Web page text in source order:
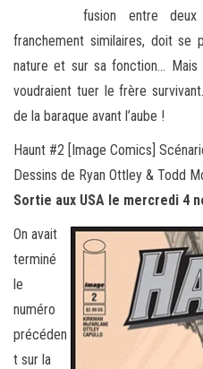
fusion entre
franchement similaires, doit se
nature et sur sa fonction… Mais
voudraient tuer le frère
de la baraque avant l’aube !
Haunt #2 [Image Comics]
Dessins de Ryan Ottley & Todd
Sortie aux USA le mercredi 4
On avait
terminé
le
numéro
précéden
t sur la